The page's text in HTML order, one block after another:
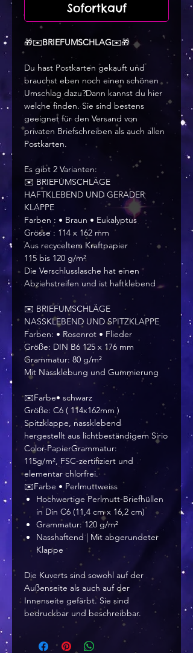
Sofortkauf
🎁✉️BRIEFUMSCHLAG✉️🎁
Du hast Postkarten gekauft und
brauchst eben noch einen schönen
Umschlag dazu?Dann kannst du hier
welche finden. Sie sind bestens
geeignet für den Versand von
privaten Briefschreiben als auch allen
Postkarten.
Es gibt 2 Varianten:
✉️ BRIEFUMSCHLÄGE
HAFTKLEBEND UND GERADER
KLAPPE
Farben : • Braun • Eukalyptus
Grösse : 114 x 162 mm
Aus recyceltem Kraftpapier
115 bis 120 g/m²
Die Verschlusslasche hat einen
Abziehstreifen und ist haftklebend
✉️ BRIEFUMSCHLÄGE
NASSKLEBEND UND SPITZKLAPPE
Farben: • Rosenrot • Flieder
Größe: DIN B6 125 x 176 mm
Grammatur: 80 g/m²
Mit Nassklebung und Gummierung
✉️Farbe• schwarz
Größe: C6 ( 114x162mm )
Spitzklappe, nassklebend
hergestellt aus lichtbeständigem Sirio
Color-PapierGrammatur:
115g/m², FSC-zertifiziert und
elementar chlorfrei.
✉️Farbe • Perlmuttweiss
Hochwertige Perlmutt-Briefhüllen
in Din C6 (11,4 cm x 16,2 cm)
Grammatur: 120 g/m²
Nasshaftend | Mit abgerundeter
Klappe
Die Kuverts sind sowohl auf der
Außenseite als auch auf der
Innenseite gefärbt. Sie sind
bedruckbar und beschreibbar.